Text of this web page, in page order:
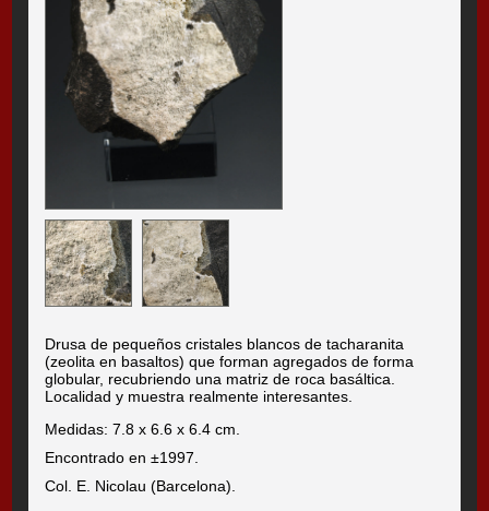
Drusa de pequeños cristales blancos de tacharanita
(zeolita en basaltos) que forman agregados de forma
globular, recubriendo una matriz de roca basáltica.
Localidad y muestra realmente interesantes.
Medidas: 7.8 x 6.6 x 6.4 cm.
Encontrado en ±1997.
Col. E. Nicolau (Barcelona).